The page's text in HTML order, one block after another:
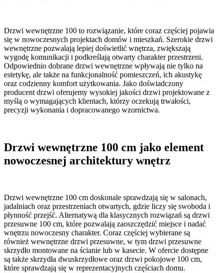
Drzwi wewnętrzne 100 to rozwiązanie, które coraz częściej pojawia
się w nowoczesnych projektach domów i mieszkań. Szerokie drzwi
wewnętrzne pozwalają lepiej doświetlić wnętrza, zwiększają
wygodę komunikacji i podkreślają otwarty charakter przestrzeni.
Odpowiednio dobrane drzwi wewnętrzne wpływają nie tylko na
estetykę, ale także na funkcjonalność pomieszczeń, ich akustykę
oraz codzienny komfort użytkowania. Jako doświadczony
producent drzwi oferujemy wysokiej jakości drzwi projektowane z
myślą o wymagających klientach, którzy oczekują trwałości,
precyzji wykonania i dopracowanego wzornictwa.
Drzwi wewnętrzne 100 cm jako element
nowoczesnej architektury wnętrz
Drzwi wewnętrzne 100 cm doskonale sprawdzają się w salonach,
jadalniach oraz przestrzeniach otwartych, gdzie liczy się swoboda i
płynność przejść. Alternatywą dla klasycznych rozwiązań są drzwi
przesuwne 100 cm, które pozwalają zaoszczędzić miejsce i nadać
wnętrzu nowoczesny charakter. Coraz częściej wybierane są
również wewnętrzne drzwi przesuwne, w tym drzwi przesuwne
skrzydło montowane na ścianie lub w kasecie. W ofercie dostępne
są także skrzydła dwuskrzydłowe oraz drzwi pokojowe 100 cm,
które sprawdzają się w reprezentacyjnych częściach domu.